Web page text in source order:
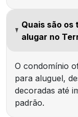
Quais são os
alugar no
O condomínio
para aluguel,
decoradas até
padrão.